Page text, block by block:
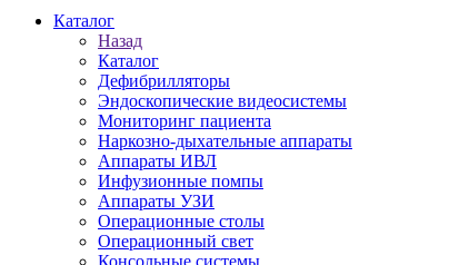
Каталог
Назад
Каталог
Дефибрилляторы
Эндоскопические видеосистемы
Мониторинг пациента
Наркозно-дыхательные аппараты
Аппараты ИВЛ
Инфузионные помпы
Аппараты УЗИ
Операционные столы
Операционный свет
Консольные системы